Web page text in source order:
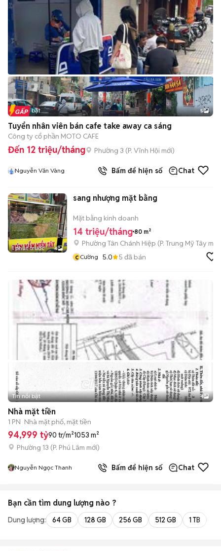
Tin nổi bật 5
Tuyển nhân viên bán cafe take away ca sáng
Công ty cổ phần MOTO CAFE
Đến 12 triệu/tháng Phường 3 (P. Vĩnh Hội mới)
Nguyễn Văn Vàng Bấm để hiện số Chat
1 phút trước 4
sang nhượng mặt bằng
Mặt bằng kinh doanh
14 triệu/tháng 80 m²
Phường Tân Chánh Hiệp (P. Trung Mỹ Tây mới)
c Cường 5.0 5 đã bán
Tin nổi bật 4
Nhà mặt tiền
1 PN Nhà mặt phố, mặt tiền
94,999 tỷ90 tr/m²1053 m²
Phường 13 (P. Phú Lâm mới)
Nguyễn Ngọc Thanh Bấm để hiện số Chat
Bạn cần tìm dung lượng nào ?
Dung lượng: 64 GB 128 GB 256 GB 512 GB 1 TB